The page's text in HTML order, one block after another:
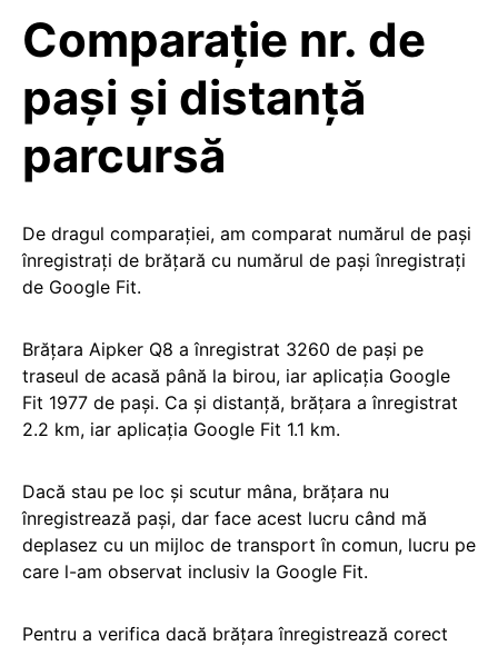
Comparație nr. de
pași și distanță
parcursă
De dragul comparației, am comparat numărul de pași
înregistrați de brățară cu numărul de pași înregistrați
de Google Fit.
Brățara Aipker Q8 a înregistrat 3260 de pași pe
traseul de acasă până la birou, iar aplicația Google
Fit 1977 de pași. Ca și distanță, brățara a înregistrat
2.2 km, iar aplicația Google Fit 1.1 km.
Dacă stau pe loc și scutur mâna, brățara nu
înregistrează pași, dar face acest lucru când mă
deplasez cu un mijloc de transport în comun, lucru pe
care l-am observat inclusiv la Google Fit.
Pentru a verifica dacă brățara înregistrează corect